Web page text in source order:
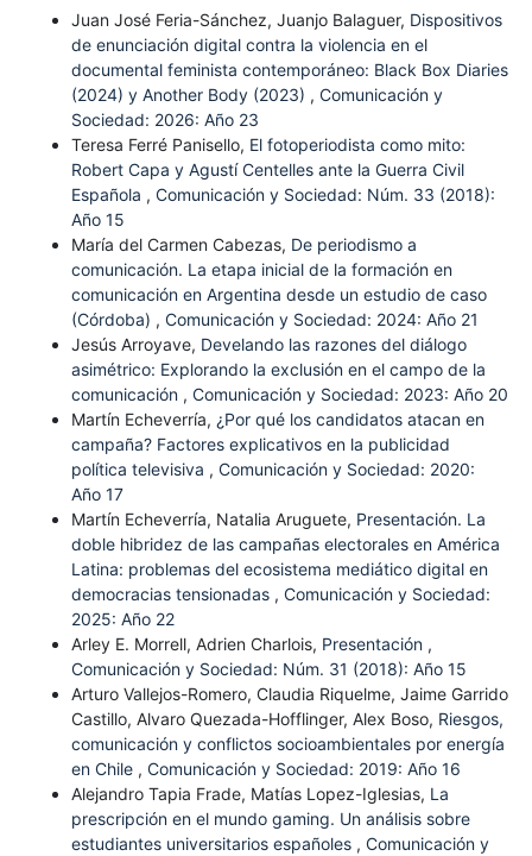
Juan José Feria-Sánchez, Juanjo Balaguer, Dispositivos
de enunciación digital contra la violencia en el
documental feminista contemporáneo: Black Box Diaries
(2024) y Another Body (2023) , Comunicación y
Sociedad: 2026: Año 23
Teresa Ferré Panisello, El fotoperiodista como mito:
Robert Capa y Agustí Centelles ante la Guerra Civil
Española , Comunicación y Sociedad: Núm. 33 (2018):
Año 15
María del Carmen Cabezas, De periodismo a
comunicación. La etapa inicial de la formación en
comunicación en Argentina desde un estudio de caso
(Córdoba) , Comunicación y Sociedad: 2024: Año 21
Jesús Arroyave, Develando las razones del diálogo
asimétrico: Explorando la exclusión en el campo de la
comunicación , Comunicación y Sociedad: 2023: Año 20
Martín Echeverría, ¿Por qué los candidatos atacan en
campaña? Factores explicativos en la publicidad
política televisiva , Comunicación y Sociedad: 2020:
Año 17
Martín Echeverría, Natalia Aruguete, Presentación. La
doble hibridez de las campañas electorales en América
Latina: problemas del ecosistema mediático digital en
democracias tensionadas , Comunicación y Sociedad:
2025: Año 22
Arley E. Morrell, Adrien Charlois, Presentación ,
Comunicación y Sociedad: Núm. 31 (2018): Año 15
Arturo Vallejos-Romero, Claudia Riquelme, Jaime Garrido
Castillo, Alvaro Quezada-Hofflinger, Alex Boso, Riesgos,
comunicación y conflictos socioambientales por energía
en Chile , Comunicación y Sociedad: 2019: Año 16
Alejandro Tapia Frade, Matías Lopez-Iglesias, La
prescripción en el mundo gaming. Un análisis sobre
estudiantes universitarios españoles , Comunicación y